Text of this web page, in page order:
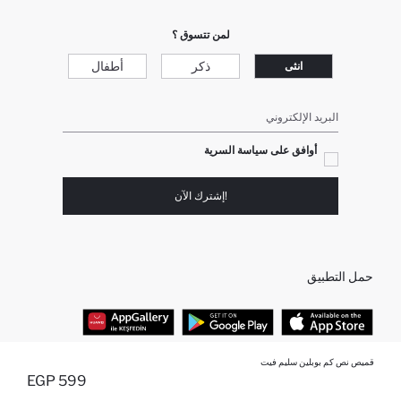
قميص نص كم بوبلين سليم فيت
599 EGP
لمن تتسوق ؟
انثى ذكر أطفال
البريد الإلكتروني
أوافق على سياسة السرية
!إشترك الآن
حمل التطبيق